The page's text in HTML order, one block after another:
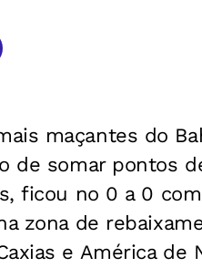
maçantes do
de somar pontos
ficou no 0 a 0
zona de
e América de